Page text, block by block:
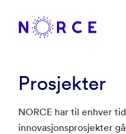
Prosjekter
NORCE har til enhver
innovasjonsprosjekter